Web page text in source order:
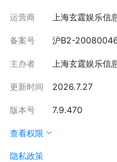
运营商 上海玄霆娱乐信
备案号 沪B2-
主办者 上海玄霆娱乐信
更新时间 2026.7.27
版本号 7.9.470
查看权限
隐私政策